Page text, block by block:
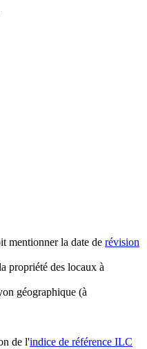
mentionner la date de révision
propriété des locaux à
géographique (à
de l'indice de référence ILC